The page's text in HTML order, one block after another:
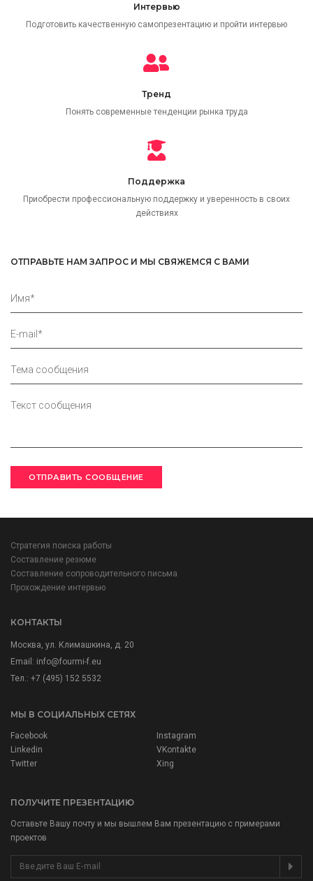
Интервью
Подготовить качественную самопрезентацию и пройти интервью
Тренд
Понять современные тенденции рынка труда
Поддержка
Приобрести профессиональную поддержку и уверенность в своих
действиях
ОТПРАВЬТЕ НАМ ЗАПРОС И МЫ СВЯЖЕМСЯ С ВАМИ
Стратегия поиска работы
Составление резюме
Составление сопроводительного письма
Прохождение интервью
КОНТАКТЫ
Москва, ул. Климашкина, д. 20
Email: info@fourmi-f.eu
Тел.: +7 (495) 152 5532
МЫ В СОЦИАЛЬНЫХ СЕТЯХ
Facebook
Instagram
Linkedin
VKontakte
Twitter
Xing
ПОЛУЧИТЕ ПРЕЗЕНТАЦИЮ
Оставьте Вашу почту и мы вышлем Вам презентацию с примерами
проектов